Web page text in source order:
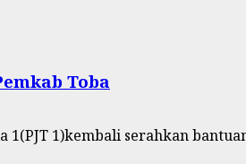
Toba
1)kembali serahkan